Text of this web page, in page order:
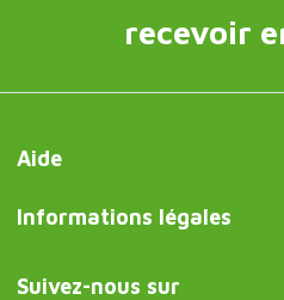
recevoir
Aide
Informations légales
Suivez-nous sur